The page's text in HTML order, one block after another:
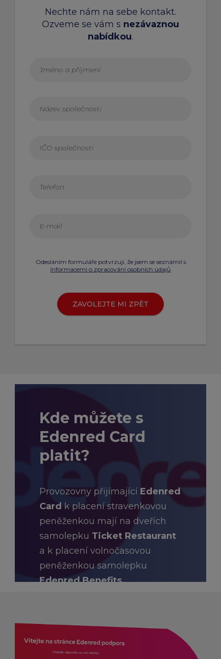
Nechte nám na sebe kontakt.
Ozveme se vám s nezávaznou
nabídkou.
Odesláním formuláře potvrzuji, že jsem se seznámil s
Informacemi o zpracování osobních údajů
ZAVOLEJTE MI ZPĚT
Kde můžete s
Edenred Card
platit?
Provozovny přijímající Edenred
Card k placení stravenkovou
peněženkou mají na dveřích
samolepku Ticket Restaurant
a k placení volnočasovou
peněženkou samolepku
Edenred Benefits.
HLEDAT PROVOZOVNY A E-